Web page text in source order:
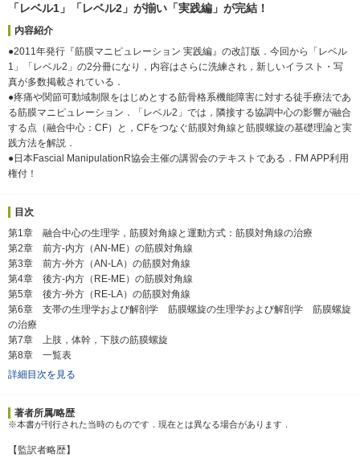
「レベル1」「レベル2」が揃い「実践編」が完結！
内容紹介
●2011年発行『筋膜マニピュレーション 実践編』の改訂版．今回から「レベル
1」「レベル2」の2分冊になり，内容はさらに洗練され，新しいイラスト・写
真が多数掲載されている．
●疼痛や関節可動域制限をはじめとする筋骨格系機能障害に対する徒手療法であ
る筋膜マニピュレーション．「レベル2」では，隣接する協調中心の影響が融合
する点（融合中心：CF）と，CFをつなぐ筋膜対角線と筋膜螺旋の基礎理論と実
践方法を解説．
●日本Fascial ManipulationR協会主催の講習会のテキストである．FM APP利用
権付！
目次
第1章 融合中心の生理学，筋膜対角線と運動方式：筋膜対角線の治療
第2章 前方-内方（AN-ME）の筋膜対角線
第3章 前方-外方（AN-LA）の筋膜対角線
第4章 後方-内方（RE-ME）の筋膜対角線
第5章 後方-外方（RE-LA）の筋膜対角線
第6章 支帯の生理学および解剖学 筋膜螺旋の生理学および解剖学 筋膜螺旋
の治療
第7章 上肢，体幹，下肢の筋膜螺旋
第8章 一覧表
詳細目次を見る
著者所属/略歴
※本書が刊行された当時のものです．現在とは異なる場合があります．
【監訳者略歴】